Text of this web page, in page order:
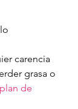
carencia
grasa o
plan de